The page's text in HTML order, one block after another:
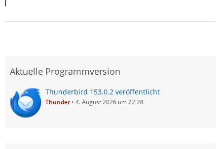
Aktuelle Programmversion
Thunderbird 153.0.2 veröffentlicht
Thunder 4. August 2026 um 22:28